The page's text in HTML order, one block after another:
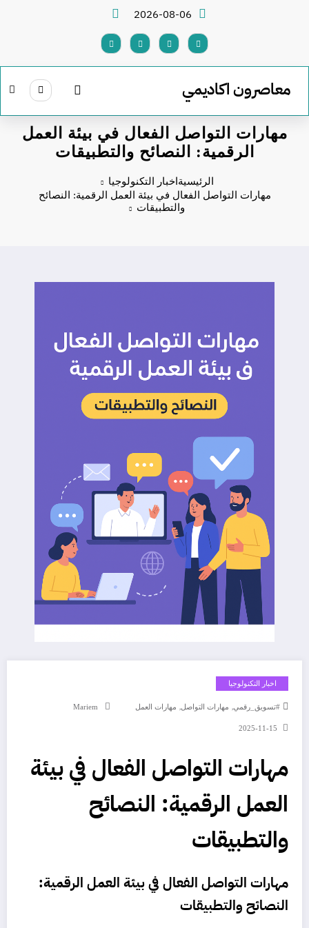
2026-08-06
معاصرون اكاديمي
مهارات التواصل الفعال في بيئة العمل
الرقمية: النصائح والتطبيقات
الرئيسية اخبار التكنولوجيا
مهارات التواصل الفعال في بيئة العمل الرقمية: النصائح
والتطبيقات
اخبار التكنولوجيا
#تسويق_رقمي, مهارات التواصل, مهارات العمل Mariem
2025-11-15
مهارات التواصل الفعال في بيئة
العمل الرقمية: النصائح
والتطبيقات
مهارات التواصل الفعال في بيئة العمل الرقمية:
النصائح والتطبيقات